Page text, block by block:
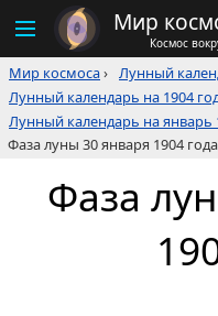
Мир
Космос
Мир космоса› Лунный
Лунный календарь на 1904
Лунный календарь на январь
Фаза луны 30 января 1904 года
Фаза